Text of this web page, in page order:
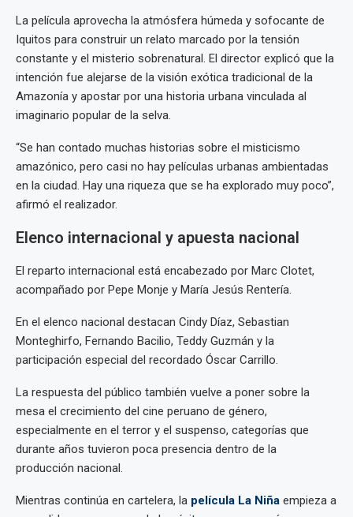
La película aprovecha la atmósfera húmeda y sofocante de
Iquitos para construir un relato marcado por la tensión
constante y el misterio sobrenatural. El director explicó que la
intención fue alejarse de la visión exótica tradicional de la
Amazonía y apostar por una historia urbana vinculada al
imaginario popular de la selva.
“Se han contado muchas historias sobre el misticismo
amazónico, pero casi no hay películas urbanas ambientadas
en la ciudad. Hay una riqueza que se ha explorado muy poco”,
afirmó el realizador.
Elenco internacional y apuesta nacional
El reparto internacional está encabezado por Marc Clotet,
acompañado por Pepe Monje y María Jesús Rentería.
En el elenco nacional destacan Cindy Díaz, Sebastian
Monteghirfo, Fernando Bacilio, Teddy Guzmán y la
participación especial del recordado Óscar Carrillo.
La respuesta del público también vuelve a poner sobre la
mesa el crecimiento del cine peruano de género,
especialmente en el terror y el suspenso, categorías que
durante años tuvieron poca presencia dentro de la
producción nacional.
Mientras continúa en cartelera, la película La Niña empieza a